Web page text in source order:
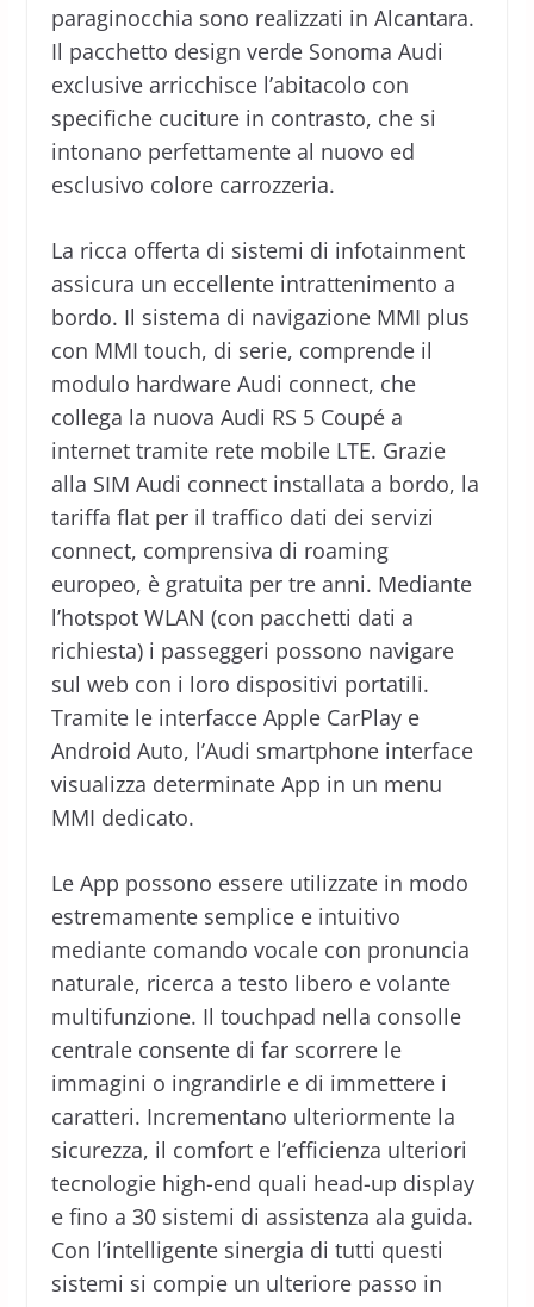
paraginocchia sono realizzati in Alcantara.
Il pacchetto design verde Sonoma Audi
exclusive arricchisce l’abitacolo con
specifiche cuciture in contrasto, che si
intonano perfettamente al nuovo ed
esclusivo colore carrozzeria.
La ricca offerta di sistemi di infotainment
assicura un eccellente intrattenimento a
bordo. Il sistema di navigazione MMI plus
con MMI touch, di serie, comprende il
modulo hardware Audi connect, che
collega la nuova Audi RS 5 Coupé a
internet tramite rete mobile LTE. Grazie
alla SIM Audi connect installata a bordo, la
tariffa flat per il traffico dati dei servizi
connect, comprensiva di roaming
europeo, è gratuita per tre anni. Mediante
l’hotspot WLAN (con pacchetti dati a
richiesta) i passeggeri possono navigare
sul web con i loro dispositivi portatili.
Tramite le interfacce Apple CarPlay e
Android Auto, l’Audi smartphone interface
visualizza determinate App in un menu
MMI dedicato.
Le App possono essere utilizzate in modo
estremamente semplice e intuitivo
mediante comando vocale con pronuncia
naturale, ricerca a testo libero e volante
multifunzione. Il touchpad nella consolle
centrale consente di far scorrere le
immagini o ingrandirle e di immettere i
caratteri. Incrementano ulteriormente la
sicurezza, il comfort e l’efficienza ulteriori
tecnologie high-end quali head-up display
e fino a 30 sistemi di assistenza ala guida.
Con l’intelligente sinergia di tutti questi
sistemi si compie un ulteriore passo in